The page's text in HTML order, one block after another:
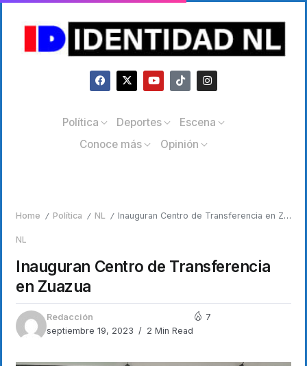
Política Deportes
Escena
Conoce más
Opinión
Home / Política / NL / Inauguran Centro de Transferencia en Zuazua
NL
Inauguran Centro de Transferencia
en Zuazua
Redacción
septiembre 19, 2023
2 Min Read
7